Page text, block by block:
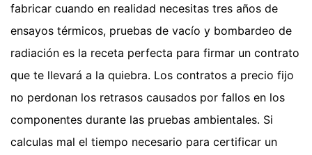
fabricar cuando en realidad necesitas tres años de
ensayos térmicos, pruebas de vacío y bombardeo de
radiación es la receta perfecta para firmar un contrato
que te llevará a la quiebra. Los contratos a precio fijo
no perdonan los retrasos causados por fallos en los
componentes durante las pruebas ambientales. Si
calculas mal el tiempo necesario para certificar un